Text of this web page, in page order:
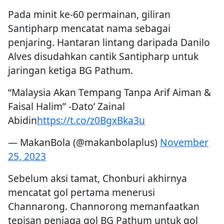
Pada minit ke-60 permainan, giliran
Santipharp mencatat nama sebagai
penjaring. Hantaran lintang daripada Danilo
Alves disudahkan cantik Santipharp untuk
jaringan ketiga BG Pathum.
“Malaysia Akan Tempang Tanpa Arif Aiman &
Faisal Halim” -Dato’ Zainal
Abidinhttps://t.co/z0BgxBka3u
— MakanBola (@makanbolaplus) November
25, 2023
Sebelum aksi tamat, Chonburi akhirnya
mencatat gol pertama menerusi
Channarong. Channorong memanfaatkan
tepisan penjaga gol BG Pathum untuk gol